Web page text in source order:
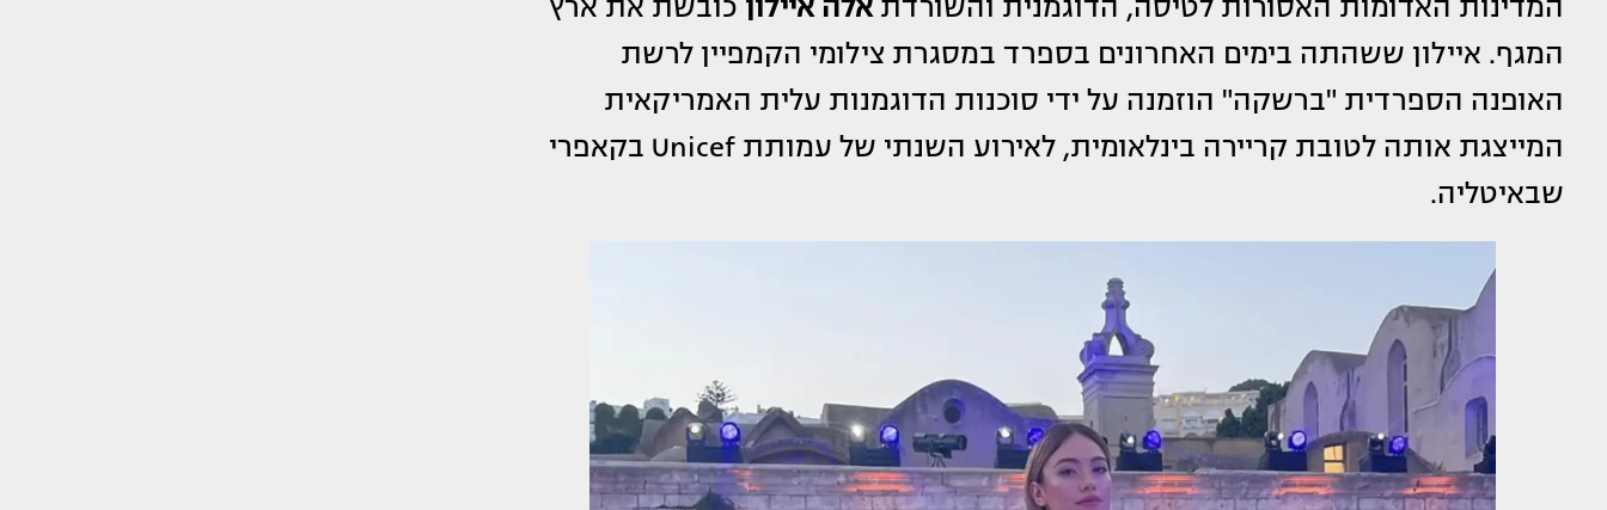
המדינות האדומות האסורות לטיסה, הדוגמנית והשורדתאלה איילון כובשת את ארץ
המגף. איילון ששהתה בימים האחרונים בספרד במסגרת צילומי הקמפיין לרשת
האופנה הספרדית "ברשקה" הוזמנה על ידי סוכנות הדוגמנות עלית האמריקאית
המייצגת אותה לטובת קריירה בינלאומית, לאירוע השנתי של עמותת Unicef בקאפרי
שבאיטליה.